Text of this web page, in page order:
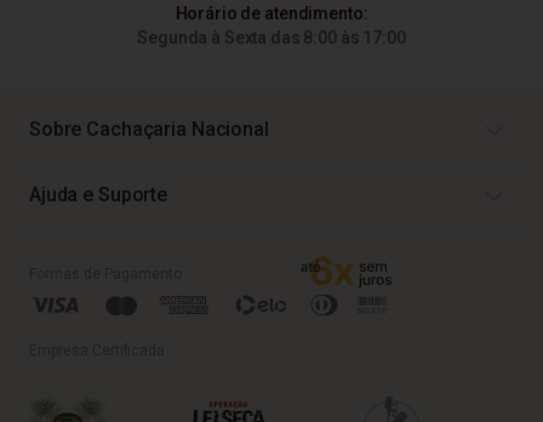
Horário de atendimento:
Segunda à Sexta das 8:00 às 17:00
Sobre Cachaçaria Nacional
Ajuda e Suporte